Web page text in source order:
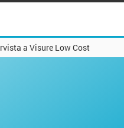
a Visure Low Cost